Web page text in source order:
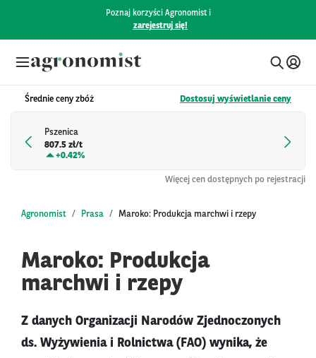
Poznaj korzyści Agronomist i
zarejestruj się!
Średnie ceny zbóż Dostosuj wyświetlanie ceny
Pszenica
807.5 zł/t
+0.42%
Więcej cen dostępnych po rejestracji
Agronomist Prasa Maroko: Produkcja marchwi i rzepy
Maroko: Produkcja
marchwi i rzepy
Z danych Organizacji Narodów Zjednoczonych
ds. Wyżywienia i Rolnictwa (FAO) wynika, że